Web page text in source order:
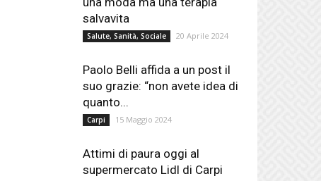
salvavita
Salute, Sanità, Sociale 20 Aprile 2024
Paolo Belli affida a un post il
suo grazie: “non avete idea di
quanto...
Carpi 15 Maggio 2024
Attimi di paura oggi al
supermercato Lidl di Carpi